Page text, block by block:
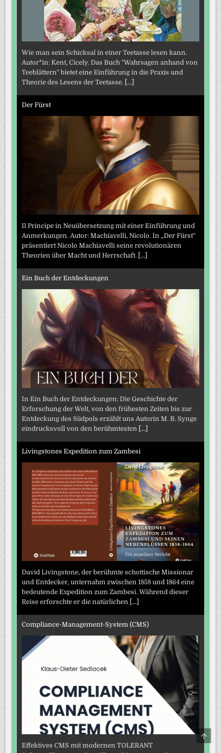
Wie man sein Schicksal in einer Teetasse lesen kann.
Autor*in: Kent, Cicely. Das Buch "Wahrsagen anhand von
Teeblättern" bietet eine Einführung in die Praxis und
Theorie des Lesens der Teetasse.
[...]
Der Fürst
Il Principe in Neuübersetzung mit einer Einführung und
Anmerkungen. Autor: Machiavelli, Nicolo. In „Der Fürst“
präsentiert Nicolo Machiavelli seine revolutionären
Theorien über Macht und Herrschaft.
[...]
Ein Buch der Entdeckungen
In Ein Buch der Entdeckungen: Die Geschichte der
Erforschung der Welt, von den frühesten Zeiten bis zur
Entdeckung des Südpols erzählt uns Autorin M. B. Synge
eindrucksvoll von den berühmtesten
[...]
Livingstones Expedition zum Zambesi
David Livingstone, der berühmte schottische Missionar
und Entdecker, unternahm zwischen 1858 und 1864 eine
bedeutende Expedition zum Zambesi. Während dieser
Reise erforschte er die natürlichen
[...]
Compliance-Management-System (CMS)
Effektives CMS mit modernen TOLERANT
TO
TOP